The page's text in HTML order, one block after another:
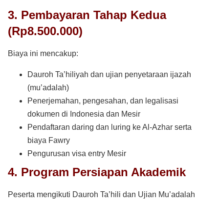
3. Pembayaran Tahap Kedua
(Rp8.500.000)
Biaya ini mencakup:
Dauroh Ta’hiliyah dan ujian penyetaraan ijazah
(mu’adalah)
Penerjemahan, pengesahan, dan legalisasi
dokumen di Indonesia dan Mesir
Pendaftaran daring dan luring ke Al-Azhar serta
biaya Fawry
Pengurusan visa entry Mesir
4. Program Persiapan Akademik
Peserta mengikuti Dauroh Ta’hili dan Ujian Mu’adalah